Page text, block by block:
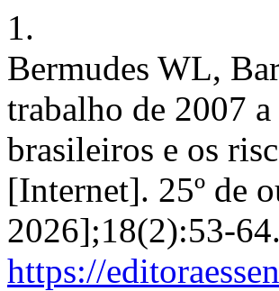
1.
Bermudes WL,
trabalho de 2007
brasileiros e os
[Internet]. 25º de
2026];18(2):53-
https://